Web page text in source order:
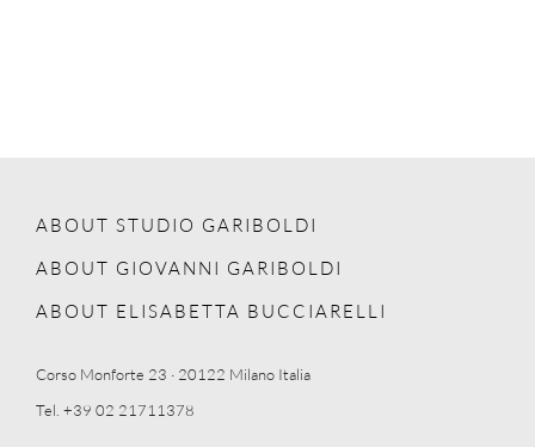
ABOUT STUDIO GARIBOLDI
ABOUT GIOVANNI GARIBOLDI
ABOUT ELISABETTA BUCCIARELLI
Corso Monforte 23 · 20122 Milano Italia
Tel. +39 02 21711378